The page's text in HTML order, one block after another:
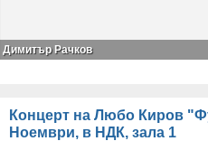
Димитър Рачков
Концерт на Любо Киров
Ноември, в НДК, зала 1